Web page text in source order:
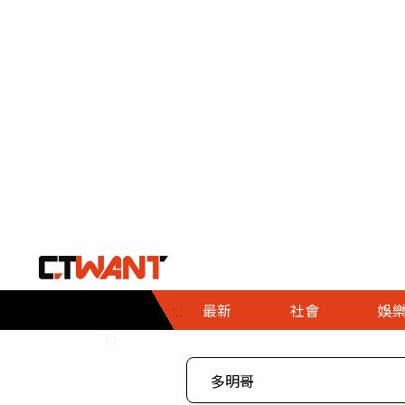
::: 最新 社會
社會首頁
時事
娛樂
娛樂首頁
即時
專題
財經首頁
熱線
３Ｃ
政